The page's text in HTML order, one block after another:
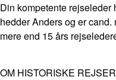
Din kompetente
hedder Anders og er
mere end 15 års
OM HISTORISKE REJSER